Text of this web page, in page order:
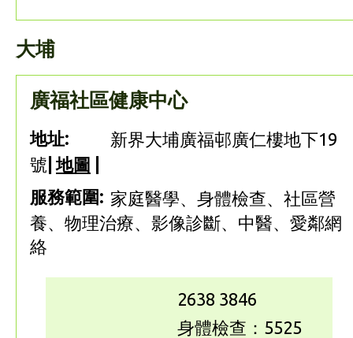
大埔
廣福社區健康中心
地址:
新界大埔廣福邨廣仁樓地下19
號 地圖
服務範圍: 家庭醫學、身體檢查、社區營
養、物理治療、影像診斷、中醫、愛鄰網
絡
2638 3846
身體檢查：5525